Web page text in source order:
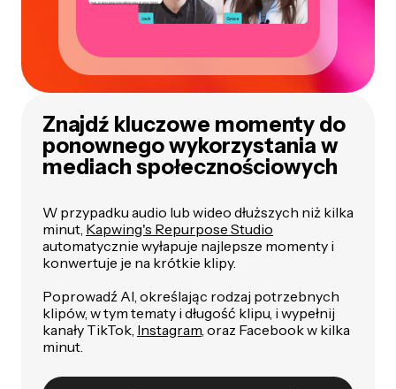
Znajdź kluczowe momenty do
ponownego wykorzystania w
mediach społecznościowych
W przypadku audio lub wideo dłuższych niż kilka
minut, Kapwing's Repurpose Studio
automatycznie wyłapuje najlepsze momenty i
konwertuje je na krótkie klipy.
Poprowadź AI, określając rodzaj potrzebnych
klipów, w tym tematy i długość klipu, i wypełnij
kanały TikTok, Instagram, oraz Facebook w kilka
minut.